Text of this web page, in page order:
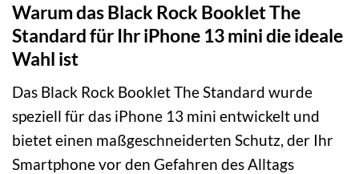
Warum das Black Rock Booklet The
Standard für Ihr iPhone 13 mini die ideale
Wahl ist
Das Black Rock Booklet The Standard wurde
speziell für das iPhone 13 mini entwickelt und
bietet einen maßgeschneiderten Schutz, der Ihr
Smartphone vor den Gefahren des Alltags